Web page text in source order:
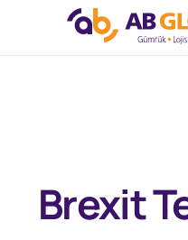
Brexit